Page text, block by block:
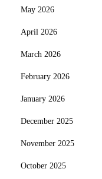
May 2026
April 2026
March 2026
February 2026
January 2026
December 2025
November 2025
October 2025